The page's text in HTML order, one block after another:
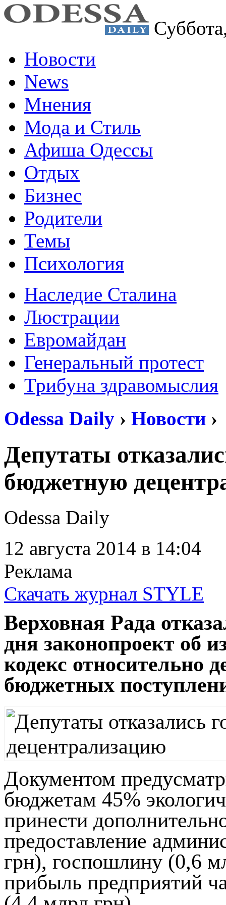
Новости
News
Мнения
Мода и Стиль
Афиша Одессы
Отдых
Бизнес
Родители
Темы
Психология
Наследие Сталина
Люстрации
Евромайдан
Генеральный протест
Трибуна здравомыслия
Odessa Daily › Новости ›
Депутаты
бюджетную
Odessa Daily
12 августа 2014 в 14:04
Реклама
Скачать журнал STYLE
Верховная Рада
дня законопроект об
кодекс относительно
бюджетных
Документом
бюджетам 45%
принести
предоставление
грн), госпошлину (0,6
прибыль предприятий